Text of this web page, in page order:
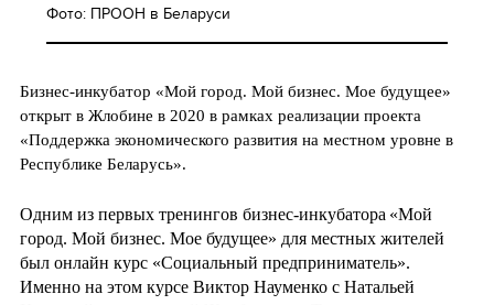
Фото: ПРООН в Беларуси
Бизнес-инкубатор «Мой город. Мой бизнес. Мое будущее»
открыт в Жлобине в 2020 в рамках реализации проекта
«Поддержка экономического развития на местном уровне в
Республике Беларусь».
Одним из первых тренингов бизнес-инкубатора «Мой
город. Мой бизнес. Мое будущее» для местных жителей
был онлайн курс «Социальный предприниматель».
Именно на этом курсе Виктор Науменко с Натальей